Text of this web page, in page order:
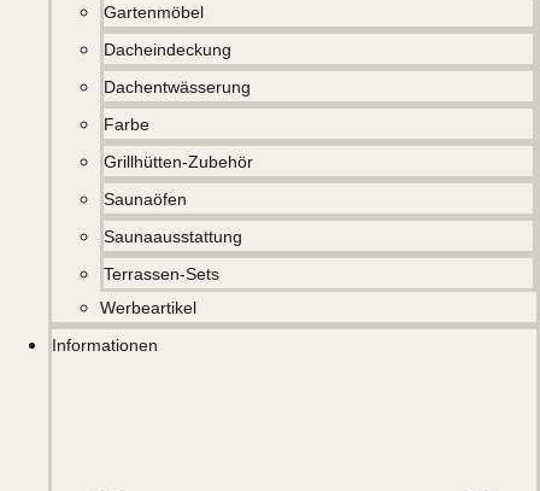
Gartenmöbel
Dacheindeckung
Dachentwässerung
Farbe
Grillhütten-Zubehör
Saunaöfen
Saunaausstattung
Terrassen-Sets
Werbeartikel
Informationen